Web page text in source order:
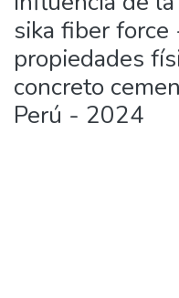
sika fiber
propiedades
concreto
Perú - 2024